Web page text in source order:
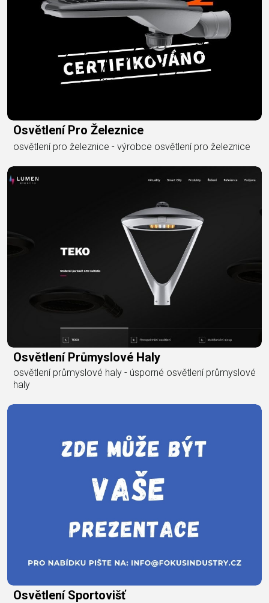
Osvětlení Pro Železnice
osvětlení pro železnice - výrobce osvětlení pro železnice
Osvětlení Průmyslové Haly
osvětlení průmyslové haly - úsporné osvětlení průmyslové
haly
Osvětlení Sportovišť